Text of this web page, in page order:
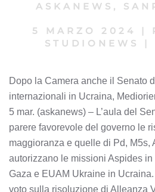
ASKANEWS ,
5 MARZO 2024 |
STUDIONEWS
|
Dopo la Camera anche il Senato
internazionali in Ucraina,
5 mar. (askanews) – L’aula del
parere favorevole del governo le
maggioranza e quelle di Pd, M5s,
autorizzano le missioni Aspides
Gaza e EUAM Ukraine in
voto sulla risoluzione di Alleanza